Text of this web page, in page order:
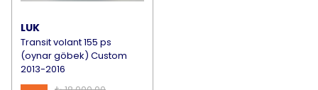
LUK
Transit volant 155 ps
(oynar göbek) Custom
2013-2016